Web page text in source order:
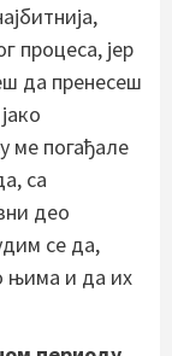
процеса, јер
да пренесеш
ме погађале
са
део
се да,
њима и да их